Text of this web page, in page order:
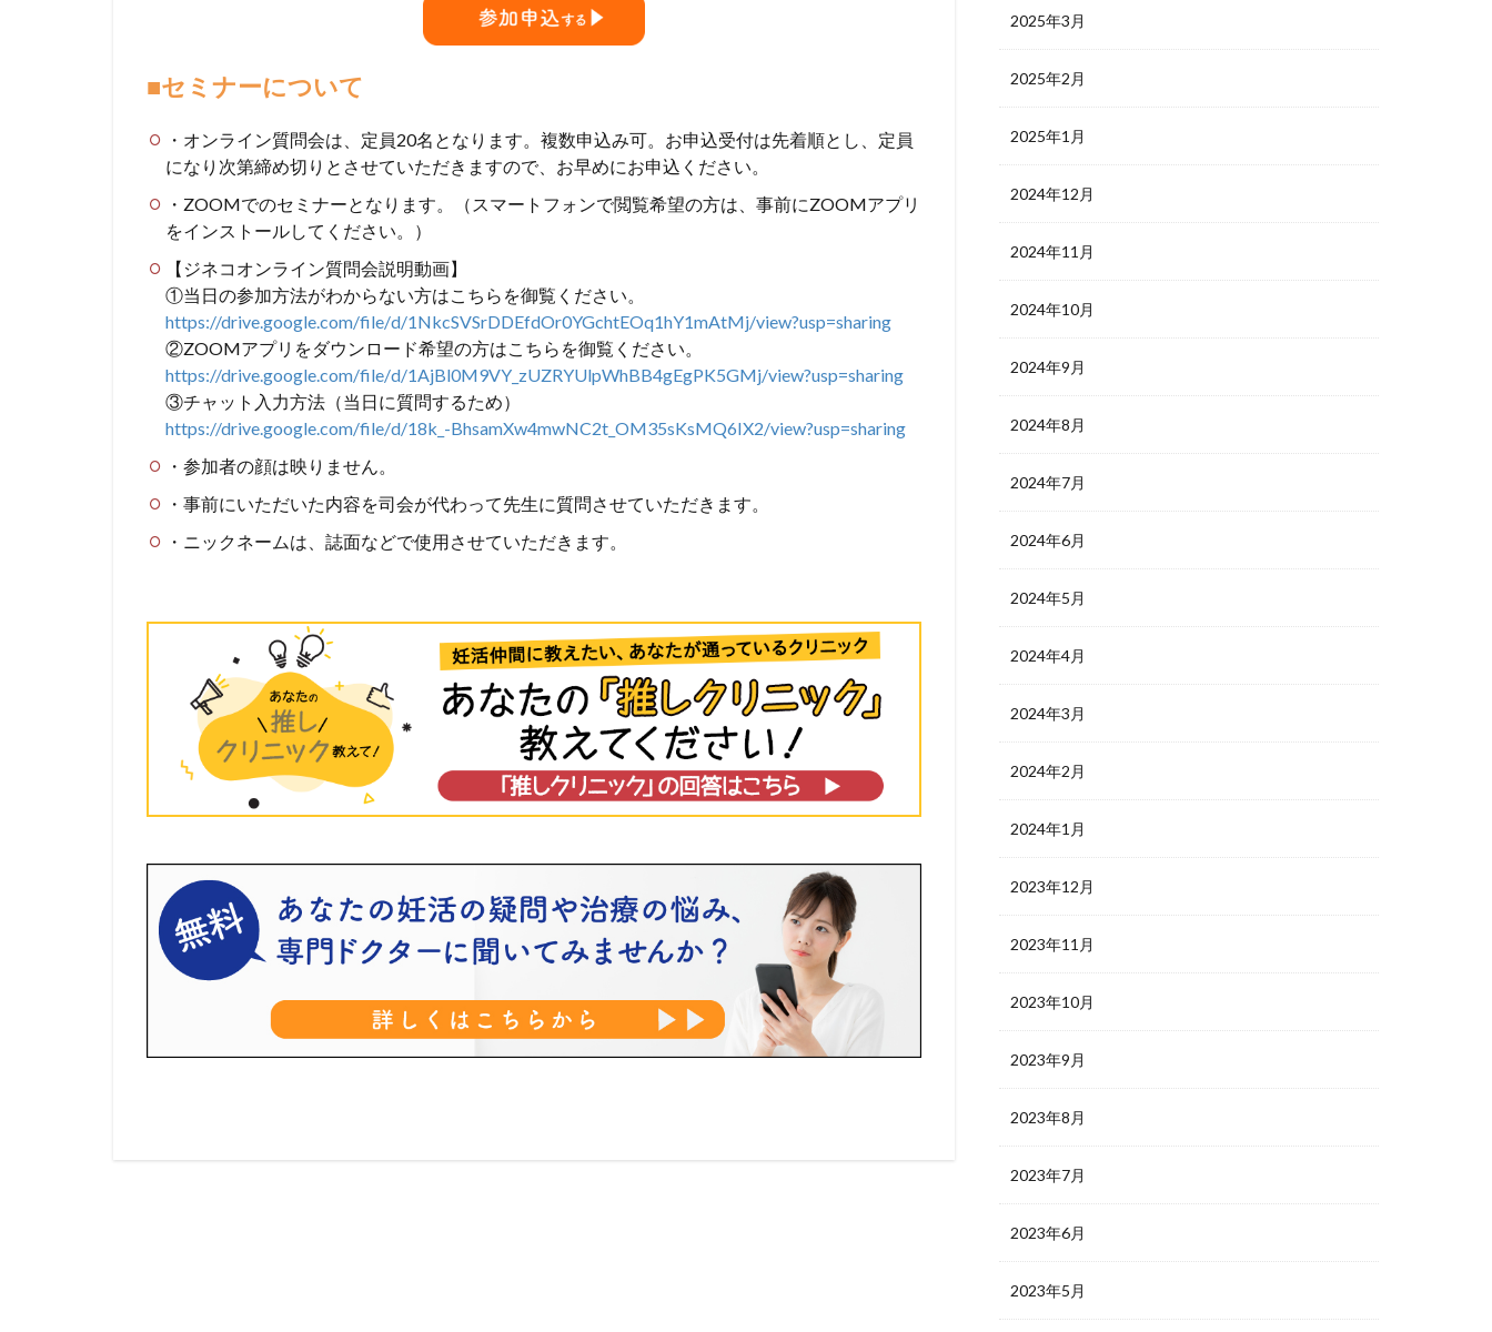
■セミナーについて
・オンライン質問会は、定員20名となります。複数申込み可。お申込受付は先着順とし、定員
になり次第締め切りとさせていただきますので、お早めにお申込ください。
・ZOOMでのセミナーとなります。（スマートフォンで閲覧希望の方は、事前にZOOMアプリ
をインストールしてください。）
【ジネコオンライン質問会説明動画】
①当日の参加方法がわからない方はこちらを御覧ください。
https://drive.google.com/file/d/1NkcSVSrDDEfdOr0YGchtEOq1hY1mAtMj/view?usp=sharing
②ZOOMアプリをダウンロード希望の方はこちらを御覧ください。
https://drive.google.com/file/d/1AjBl0M9VY_ zUZRYUlpWhBB4gEgPK5GMj/view?usp=sharing
③チャット入力方法（当日に質問するため）
https://drive.google.com/file/d/18k_-BhsamXw4mwNC2t_ OM35sKsMQ6IX2/view?usp=sharing
・参加者の顔は映りません。
・事前にいただいた内容を司会が代わって先生に質問させていただきます。
・ニックネームは、誌面などで使用させていただきます。
2025年3月
2025年2月
2025年1月
2024年12月
2024年11月
2024年10月
2024年9月
2024年8月
2024年7月
2024年6月
2024年5月
2024年4月
2024年3月
2024年2月
2024年1月
2023年12月
2023年11月
2023年10月
2023年9月
2023年8月
2023年7月
2023年6月
2023年5月